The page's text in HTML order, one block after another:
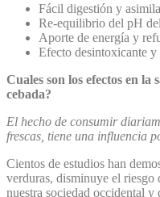
Fácil digestión y
Re-equilibrio del pH
Aporte de energía y
Efecto desintoxicante
Cuales son los efectos en
cebada?
El hecho de consumir
frescas, tiene una influencia
Cientos de estudios han
verduras, disminuye el riesgo
nuestra sociedad occidental y